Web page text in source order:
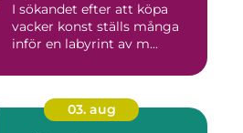
I sökandet efter att köpa
vacker konst ställs många
inför en labyrint av m...
03. aug